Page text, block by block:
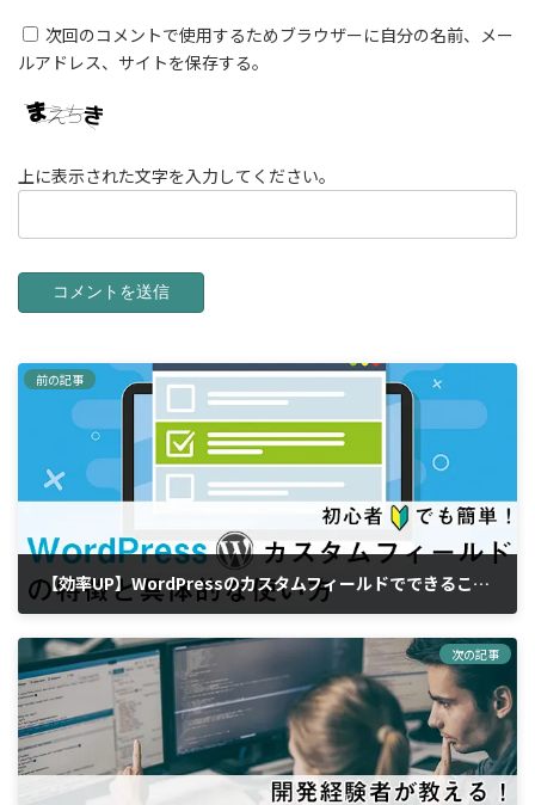
次回のコメントで使用するためブラウザーに自分の名前、メー
ルアドレス、サイトを保存する。
上に表示された文字を入力してください。
前の記事
【効率UP】WordPressのカスタムフィールドでできること－導入時にオススメのプラグイン
次の記事